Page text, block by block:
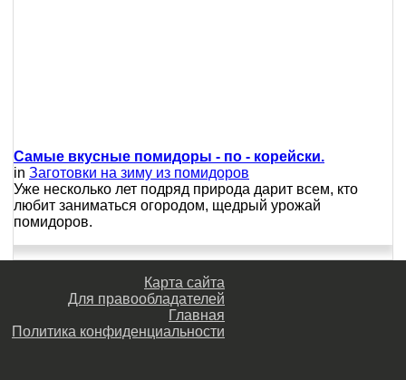
Самые вкусные помидоры - по - корейски.
in Заготовки на зиму из помидоров
Уже несколько лет подряд природа дарит всем, кто
любит заниматься огородом, щедрый урожай
помидоров.
Карта сайта
Для правообладателей
Главная
Политика конфиденциальности